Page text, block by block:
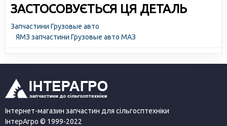
ЗАСТОСОВУЄТЬСЯ ЦЯ ДЕТАЛЬ
Запчастини Грузовые авто
ЯМЗ запчастини Грузовые авто МАЗ
Інтернет-магазин запчастин для сільгосптехніки
ІнтерАгро © 1999-2022